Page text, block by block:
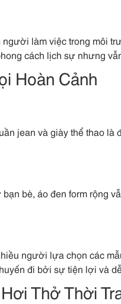
làm việc trong môi
cách lịch sự nhưng
Hoàn Cảnh
jean và giày thể thao là
bè, áo đen form rộng
người lựa chọn các
đi bởi sự tiện lợi và
Thở Thời